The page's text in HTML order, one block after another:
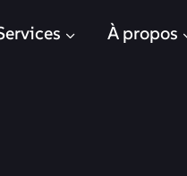
À propos